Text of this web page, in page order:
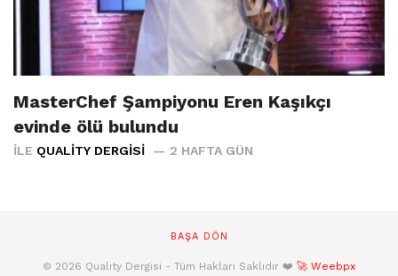
MasterChef Şampiyonu Eren Kaşıkçı
evinde ölü bulundu
İLE QUALITY DERGISI 2 HAFTA GÜN
BAŞA DÖN
© 2026 Quality Dergisi - Tüm Hakları Saklıdır ❤️ 🚀 Weebpx